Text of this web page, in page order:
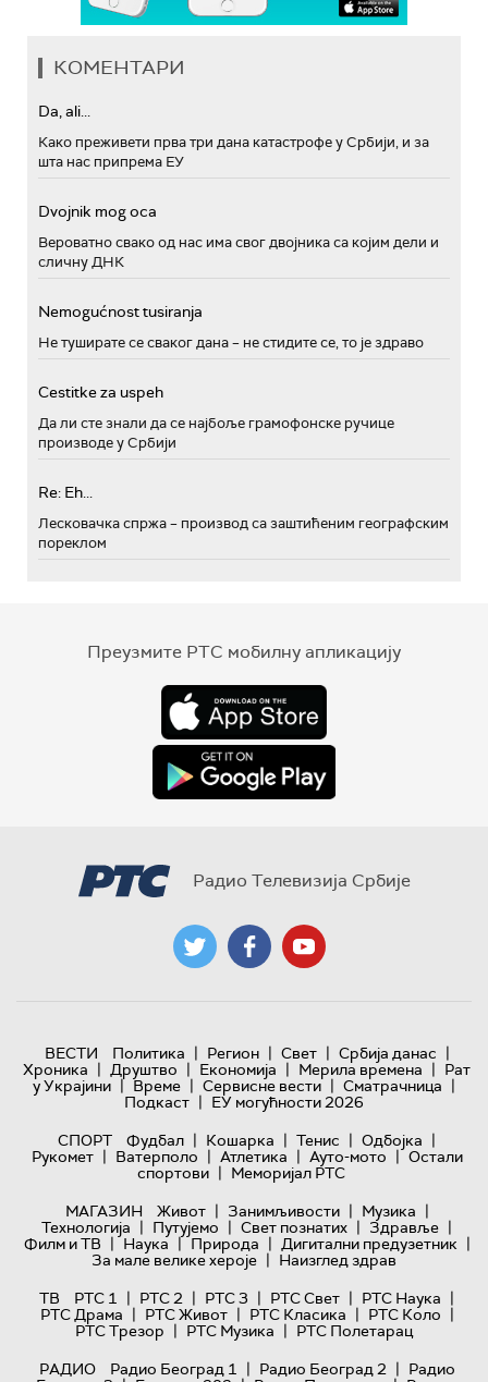
КОМЕНТАРИ
Da, ali...
Како преживети прва три дана катастрофе у Србији, и за
шта нас припрема ЕУ
Dvojnik mog oca
Вероватно свако од нас има свог двојника са којим дели и
сличну ДНК
Nemogućnost tusiranja
Не туширате се сваког дана – не стидите се, то је здраво
Cestitke za uspeh
Да ли сте знали да се најбоље грамофонске ручице
производе у Србији
Re: Eh...
Лесковачка спржа – производ са заштићеним географским
пореклом
Преузмите РТС мобилну апликацију
Радио Телевизија Србије
ВЕСТИ Политика | Регион | Свет | Србија данас |
Хроника | Друштво | Економија | Мерила времена | Рат
у Украјини | Време | Сервисне вести | Сматрачница |
Подкаст | ЕУ могућности 2026
СПОРТ
Фудбал | Кошарка | Тенис | Одбојка |
Рукомет | Ватерполо | Атлетика | Ауто-мото | Остали
спортови | Меморијал РТС
МАГАЗИН
Живот | Занимљивости | Музика |
Технологијa | Путујемо | Свет познатих | Здравље |
Филм и ТВ | Наука | Природа | Дигитални предузетник |
За мале велике хероје | Наизглед здрав
ТВ
РТС 1 | РТС 2 | РТС 3 | РТС Свет | РТС Наука |
РТС Драма | РТС Живот | РТС Класика | РТС Коло |
РТС Трезор | РТС Музика | РТС Полетарац
РАДИО
Радио Београд 1 | Радио Београд 2 | Радио